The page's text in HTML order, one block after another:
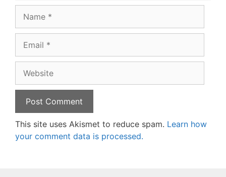
This site uses Akismet to reduce spam. Learn how
your comment data is processed.